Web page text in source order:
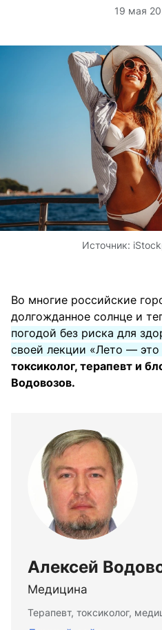
19 мая
Источник:
Во многие российские
долгожданное солнце и
погодой без риска для
своей лекции «Лето —
токсиколог, терапевт и
Водовозов.
Алексей
Медицина
Терапевт, токсиколог,